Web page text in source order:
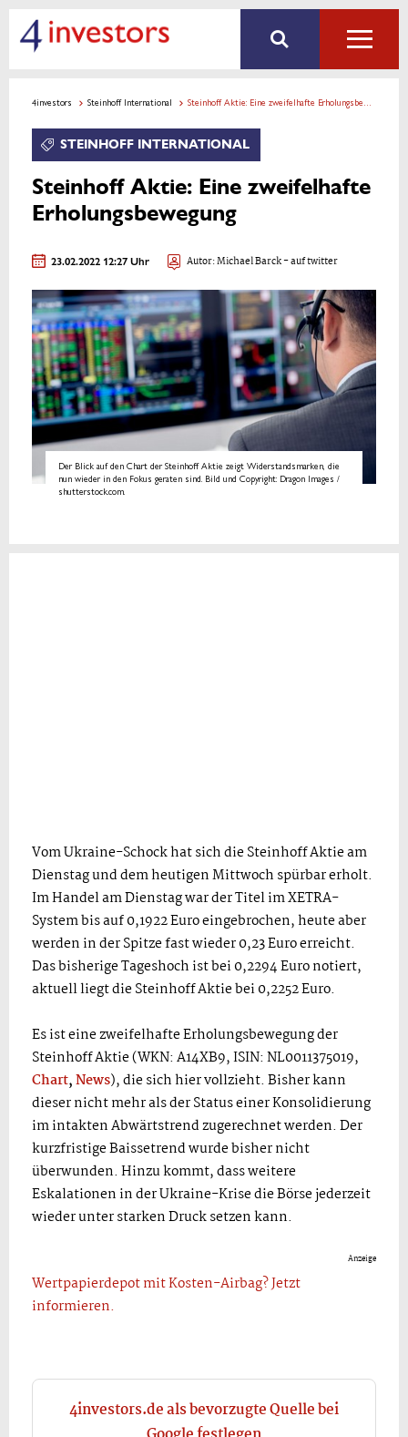
4investors Steinhoff International Steinhoff Aktie: Eine zweifelhafte Erholungsbewegung
STEINHOFF INTERNATIONAL
Steinhoff Aktie: Eine zweifelhafte
Erholungsbewegung
23.02.2022 12:27 Uhr Autor:Michael Barck- auf twitter
Der Blick auf den Chart der Steinhoff Aktie zeigt Widerstandsmarken, die
nun wieder in den Fokus geraten sind. Bild und Copyright: Dragon Images /
shutterstock.com.
Vom Ukraine-Schock hat sich die Steinhoff Aktie am
Dienstag und dem heutigen Mittwoch spürbar erholt.
Im Handel am Dienstag war der Titel im XETRA-
System bis auf 0,1922 Euro eingebrochen, heute aber
werden in der Spitze fast wieder 0,23 Euro erreicht.
Das bisherige Tageshoch ist bei 0,2294 Euro notiert,
aktuell liegt die Steinhoff Aktie bei 0,2252 Euro.
Es ist eine zweifelhafte Erholungsbewegung der
Steinhoff Aktie (WKN: A14XB9, ISIN: NL0011375019,
Chart,News), die sich hier vollzieht. Bisher kann
dieser nicht mehr als der Status einer Konsolidierung
im intakten Abwärtstrend zugerechnet werden. Der
kurzfristige Baissetrend wurde bisher nicht
überwunden. Hinzu kommt, dass weitere
Eskalationen in der Ukraine-Krise die Börse jederzeit
wieder unter starken Druck setzen kann.
Anzeige
Wertpapierdepot mit Kosten-Airbag? Jetzt
informieren.
4investors.de als bevorzugte Quelle bei